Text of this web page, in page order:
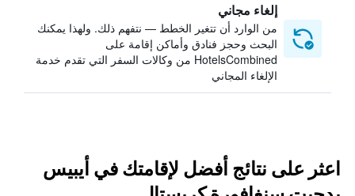
إلغاء مجاني
من الوارد أن تتغير الخطط — نتفهم ذلك. ولهذا يمكنك
البحث وحجز فنادق وأماكن إقامة على
HotelsCombined من وكالات السفر التي تقدم خدمة
الإلغاء المجاني
اعثر على نتائج أفضل لإقامتك في أيبيس